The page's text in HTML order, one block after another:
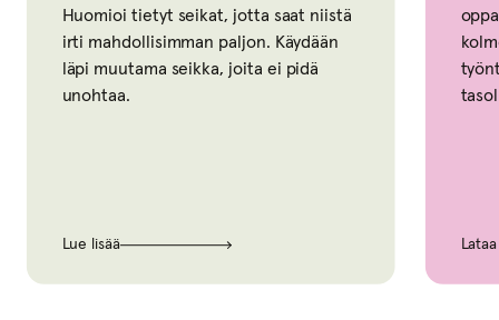
Huomioi tietyt seikat, jotta saat niistä
irti mahdollisimman paljon. Käydään
läpi muutama seikka, joita ei pidä
unohtaa.
Lue lisää
tasolle.
Lataa